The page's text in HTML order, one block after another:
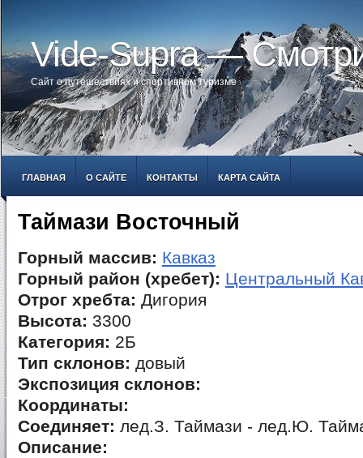
Vide-Supra —
Сайт о путешествиях и спортивном туризме
ГЛАВНАЯ О САЙТЕ КОНТАКТЫ КАРТА САЙТА
Таймази Восточный
Горный массив: Кавказ
Горный район (хребет): Центральный
Отрог хребта: Дигория
Высота: 3300
Категория: 2Б
Тип склонов: довый
Экспозиция склонов:
Координаты:
Соединяет: лед.З. Таймази - лед.Ю.
Описание: